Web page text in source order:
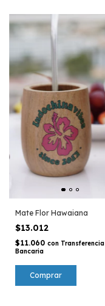
Mate Flor Hawaiana
$13.012
$11.060 con Transferencia
Bancaria